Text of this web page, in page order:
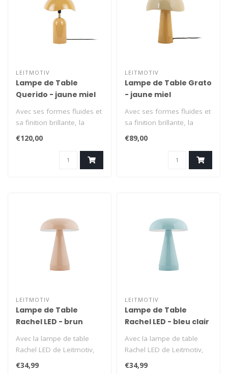
LEITMOTIV
Lampe de Table
Querido - jaune miel
Avec ses formes fluides et
sa finition brillante, la
lampe Querido se
démarque ..
€120,00
LEITMOTIV
Lampe de Table Grato
- jaune miel
Avec ses formes fluides et
sa finition brillante, la
lampe Grato se démarque
€89,00
LEITMOTIV
Lampe de Table
Rachel LED - brun
doux
Avec la lampe de table
Rachel LED de Leitmotiv,
vous n'avez pas besoin
d'une pri..
€34,99
LEITMOTIV
Lampe de Table
Rachel LED - bleu clair
Avec la lampe de table
Rachel LED de Leitmotiv,
vous n'avez pas besoin
d'une pri..
€34,99